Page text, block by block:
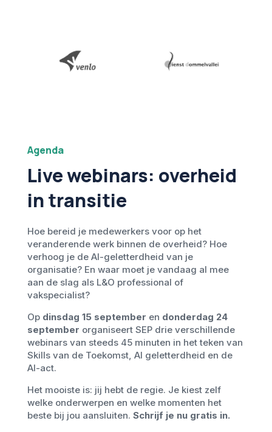
Agenda
Live webinars: overheid
in transitie
Hoe bereid je medewerkers voor op het
veranderende werk binnen de overheid? Hoe
verhoog je de AI-geletterdheid van je
organisatie? En waar moet je vandaag al mee
aan de slag als L&O professional of
vakspecialist?
Op dinsdag 15 september en donderdag 24
september organiseert SEP drie verschillende
webinars van steeds 45 minuten in het teken van
Skills van de Toekomst, AI geletterdheid en de
AI-act.
Het mooiste is: jij hebt de regie. Je kiest zelf
welke onderwerpen en welke momenten het
beste bij jou aansluiten. Schrijf je nu gratis in.